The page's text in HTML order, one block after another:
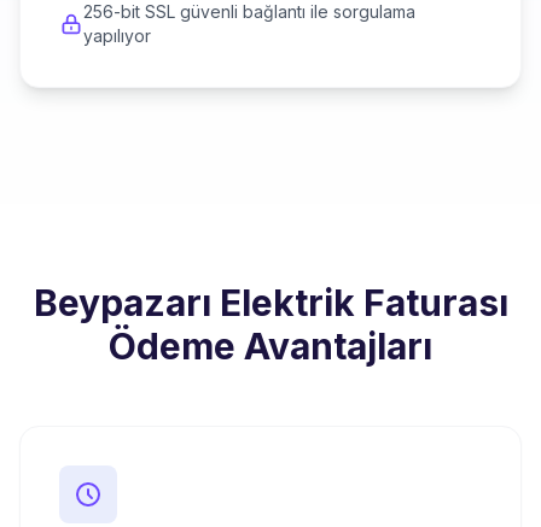
256-bit SSL güvenli bağlantı ile sorgulama
yapılıyor
Beypazarı Elektrik Faturası
Ödeme Avantajları